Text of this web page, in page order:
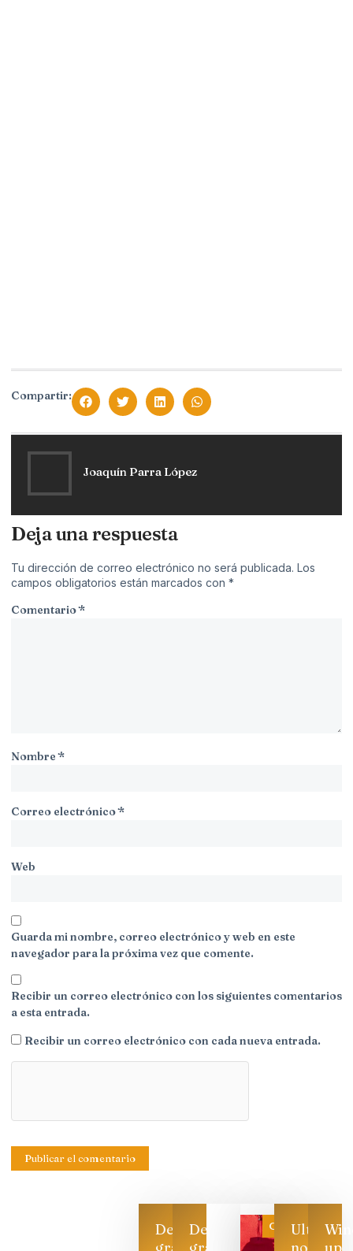
Compartir:
Joaquín Parra López
Deja una respuesta
Tu dirección de correo electrónico no será publicada. Los
campos obligatorios están marcados con *
Comentario*
Nombre*
Correo electrónico*
Web
Guarda mi nombre, correo electrónico y web en este
navegador para la próxima vez que comente.
Recibir un correo electrónico con los siguientes comentarios
a esta entrada.
Recibir un correo electrónico con cada nueva entrada.
DescargaDescarga
CategoríaUltimas